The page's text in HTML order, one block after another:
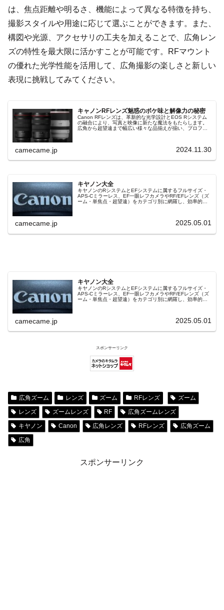
は、焦点距離や明るさ、機能によって異なる特徴を持ち、
撮影スタイルや用途に応じて選ぶことができます。また、
構図や光源、アクセサリの工夫を加えることで、広角レン
ズの特性を最大限に活かすことが可能です。RFマウント
の優れた光学性能を活用して、広角撮影の楽しさと新しい
表現に挑戦してみてください。
キャノンRFレンズ魅惑のボケ味と解像力の秘密
Canon RFレンズは、革新的な光学設計とEOS Rシステム
の融合により、写真と映像に新たな魔法をもたらします。
広角から超望遠まで幅広い様々な品揃えが揃い、プロフェ
camecame.jp 2024.11.30
キヤノン大全
キヤノンのRシステムとEFシステムに属するフルサイズ・
APS-Cミラーレス、EF一眼レフカメラやRF/EFレンズ（ズ
ーム・単焦点・超望遠）をカテゴリ別に網羅し、効率的に
camecame.jp 2025.05.01
キヤノン大全
キヤノンのRシステムとEFシステムに属するフルサイズ・
APS-Cミラーレス、EF一眼レフカメラやRF/EFレンズ（ズ
ーム・単焦点・超望遠）をカテゴリ別に網羅し、効率的に
camecame.jp 2025.05.01
スポンサーリンク
広角ズーム レンズ ズーム RFレンズ
ズーム
レンズ
ズームレンズ RF
広角ズームレンズ
キヤノン
Canon 広角レンズ RFレンズ
広角ズーム
広角
スポンサーリンク